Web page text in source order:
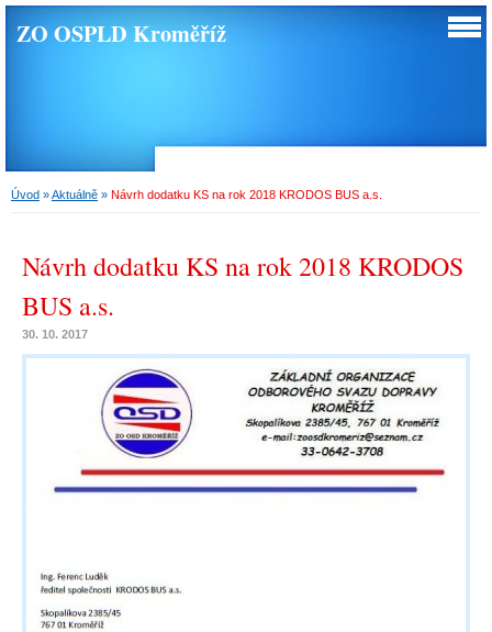
ZO OSPLD Kroměříž
Úvod »Aktuálně » Návrh dodatku KS na rok 2018 KRODOS BUS a.s.
Návrh dodatku KS na rok 2018 KRODOS
BUS a.s.
30. 10. 2017